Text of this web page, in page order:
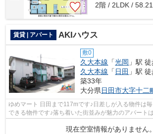
2階 / 2LDK /
賃貸 | アパート AKIハウス
敷0
久大本線 「光岡 」駅
久大本線 「 日田 」駅
築33年
大分県日田市大字十二
ゆめマート 日田まで117mです♪日差しが入る物件は
できる物件です♪落ち着いた街並みが魅力のアパート
現在空室情報がありません。